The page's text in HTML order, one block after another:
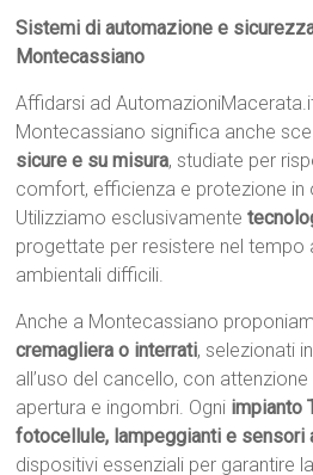
Sistemi di automazione e
Montecassiano
Affidarsi ad
Montecassiano significa anche
sicure e su misura, studiate per
comfort, efficienza e protezione in
Utilizziamo esclusivamente
progettate per resistere nel tempo
ambientali difficili.
Anche a Montecassiano
cremagliera o interrati, selezionati
all’uso del cancello, con
apertura e ingombri. Ogni impianto
fotocellule, lampeggianti e sensori
dispositivi essenziali per garantire